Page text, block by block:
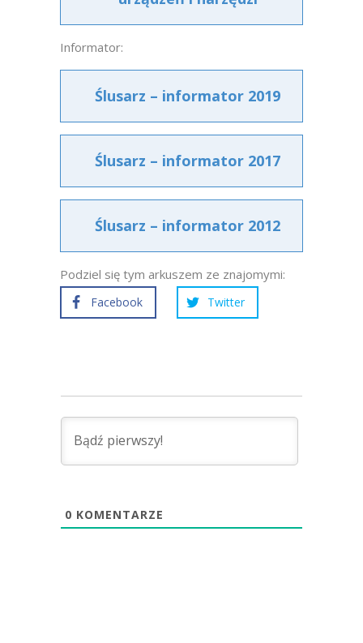
Informator:
Ślusarz – informator 2019
Ślusarz – informator 2017
Ślusarz – informator 2012
Podziel się tym arkuszem ze znajomymi:
Facebook Twitter
0 KOMENTARZE